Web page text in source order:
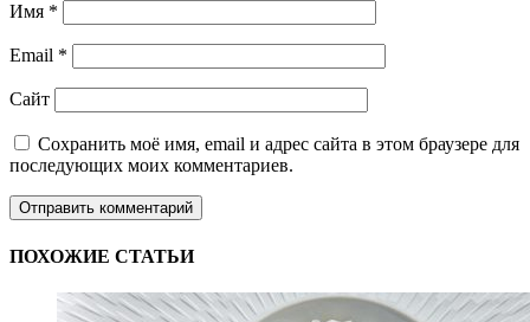
Имя *
Email *
Сайт
Сохранить моё имя, email и адрес сайта в этом браузере для
последующих моих комментариев.
ПОХОЖИЕ СТАТЬИ